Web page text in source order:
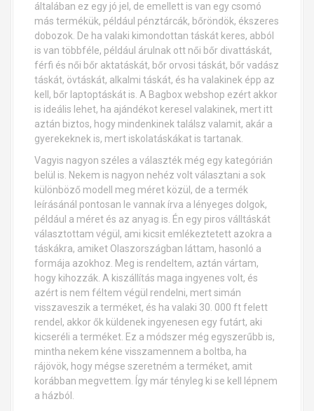
általában ez egy jó jel, de emellett is van egy csomó
más termékük, például pénztárcák, bőröndök, ékszeres
dobozok. De ha valaki kimondottan táskát keres, abból
is van többféle, például árulnak ott női bőr divattáskát,
férfi és női bőr aktatáskát, bőr orvosi táskát, bőr vadász
táskát, övtáskát, alkalmi táskát, és ha valakinek épp az
kell, bőr laptoptáskát is. A Bagbox webshop ezért akkor
is ideális lehet, ha ajándékot keresel valakinek, mert itt
aztán biztos, hogy mindenkinek találsz valamit, akár a
gyerekeknek is, mert iskolatáskákat is tartanak.
Vagyis nagyon széles a választék még egy kategórián
belül is. Nekem is nagyon nehéz volt választani a sok
különböző modell meg méret közül, de a termék
leírásánál pontosan le vannak írva a lényeges dolgok,
például a méret és az anyag is. Én egy piros válltáskát
választottam végül, ami kicsit emlékeztetett azokra a
táskákra, amiket Olaszországban láttam, hasonló a
formája azokhoz. Meg is rendeltem, aztán vártam,
hogy kihozzák. A kiszállítás maga ingyenes volt, és
azért is nem féltem végül rendelni, mert simán
visszaveszik a terméket, és ha valaki 30. 000 ft felett
rendel, akkor ők küldenek ingyenesen egy futárt, aki
kicseréli a terméket. Ez a módszer még egyszerűbb is,
mintha nekem kéne visszamennem a boltba, ha
rájövök, hogy mégse szeretném a terméket, amit
korábban megvettem. Így már tényleg ki se kell lépnem
a házból.